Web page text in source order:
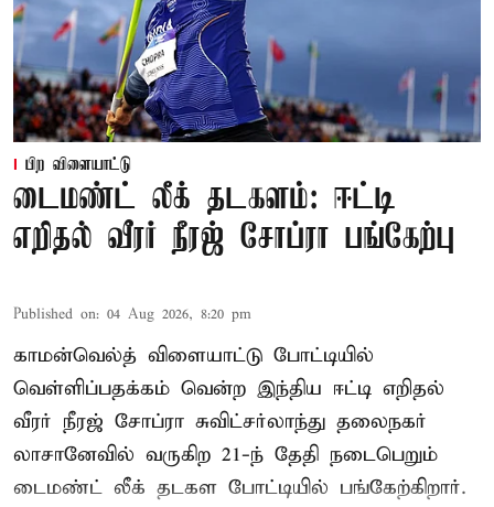
பிற விளையாட்டு
டைமண்ட் லீக் தடகளம்: ஈட்டி
எறிதல் வீரர் நீரஜ் சோப்ரா பங்கேற்பு
Published on: 04 Aug 2026, 8:20 pm
காமன்வெல்த் விளையாட்டு போட்டியில்
வெள்ளிப்பதக்கம் வென்ற இந்திய ஈட்டி எறிதல்
வீரர் நீரஜ் சோப்ரா சுவிட்சர்லாந்து தலைநகர்
லாசானேவில் வருகிற 21-ந் தேதி நடைபெறும்
டைமண்ட் லீக் தடகள போட்டியில் பங்கேற்கிறார்.